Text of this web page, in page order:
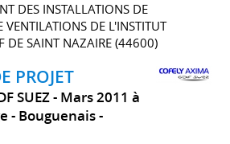
DES INSTALLATIONS DE
VENTILATIONS DE L'INSTITUT
DE SAINT NAZAIRE (44600)
PROJET
SUEZ
Mars 2011 à
Bouguenais